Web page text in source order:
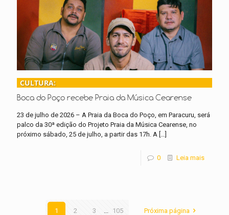
CULTURA:
Boca do Poço recebe Praia da Música Cearense
23 de julho de 2026 – A Praia da Boca do Poço, em Paracuru, será
palco da 30ª edição do Projeto Praia da Música Cearense, no
próximo sábado, 25 de julho, a partir das 17h. A […]
0 Leia mais
1 2 3 105 Próxima página